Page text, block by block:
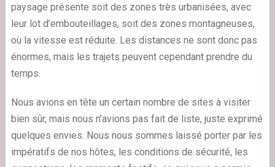
paysage présente soit des zones très urbanisées, avec
leur lot d’embouteillages, soit des zones montagneuses,
où la vitesse est réduite. Les distances ne sont donc pas
énormes, mais les trajets peuvent cependant prendre du
temps.
Nous avions en tête un certain nombre de sites à visiter
bien sûr, mais nous n’avions pas fait de liste, juste exprimé
quelques envies. Nous nous sommes laissé porter par les
impératifs de nos hôtes, les conditions de sécurité, les